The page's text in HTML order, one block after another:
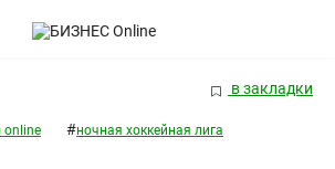
в закладки
online #ночная хоккейная лига